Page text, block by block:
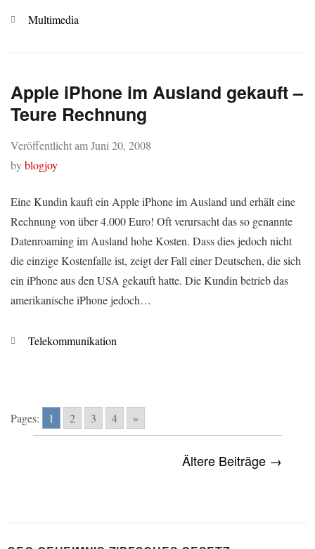
Kategorien
Multimedia
Apple iPhone im Ausland gekauft –
Teure Rechnung
Veröffentlicht amJuni 20, 2008
byblogjoy
Eine Kundin kauft ein Apple iPhone im Ausland und erhält eine
Rechnung von über 4.000 Euro! Oft verursacht das so genannte
Datenroaming im Ausland hohe Kosten. Dass dies jedoch nicht
die einzige Kostenfalle ist, zeigt der Fall einer Deutschen, die sich
ein iPhone aus den USA gekauft hatte. Die Kundin betrieb das
amerikanische iPhone jedoch…
Kategorien
Telekommunikation
Pages: 1 2 3 4 »
Ältere Beiträge →